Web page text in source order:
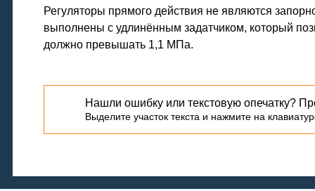
Регуляторы прямого действия не являются
выполнены с удлинённым задатчиком, который
должно превышать 1,1 МПа.
Нашли ошибку или текстовую опечатку?
Выделите участок текста и нажмите на